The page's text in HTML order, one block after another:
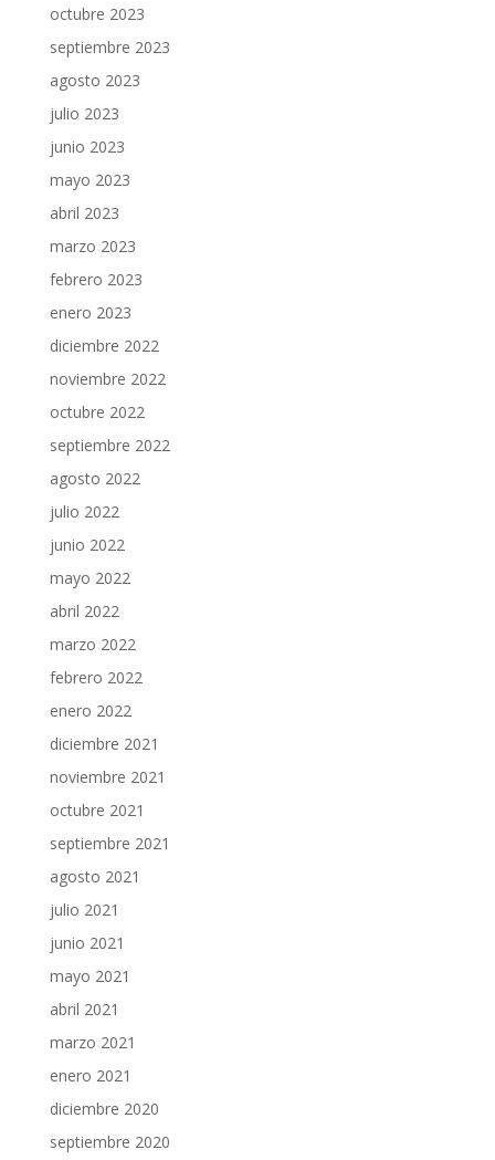
octubre 2023
septiembre 2023
agosto 2023
julio 2023
junio 2023
mayo 2023
abril 2023
marzo 2023
febrero 2023
enero 2023
diciembre 2022
noviembre 2022
octubre 2022
septiembre 2022
agosto 2022
julio 2022
junio 2022
mayo 2022
abril 2022
marzo 2022
febrero 2022
enero 2022
diciembre 2021
noviembre 2021
octubre 2021
septiembre 2021
agosto 2021
julio 2021
junio 2021
mayo 2021
abril 2021
marzo 2021
enero 2021
diciembre 2020
septiembre 2020